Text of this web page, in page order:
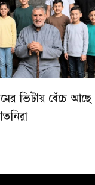
ভিটায় বেঁচে আছে